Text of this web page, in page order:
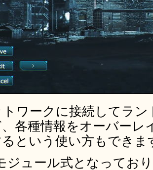
ワークに接続してラ
各種情報をオーバーレ
という使い方もできま
ジュール式となってお